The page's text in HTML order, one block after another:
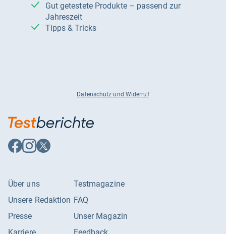
Gut getestete Produkte – passend zur
Jahreszeit
Tipps & Tricks
Datenschutz und Widerruf
Auf
Facebook
Auf
Instagram
Auf
X
Über uns
Unsere Redaktion
Presse
Karriere
Testmagazine
FAQ
Unser Magazin
Feedback